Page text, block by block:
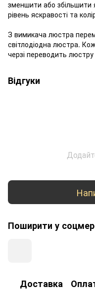
зменшити або збільшити
рівень яскравості та
З вимикача люстра
світлодіодна люстра.
черзі переводить
Відгуки
Поширити у
Доставка